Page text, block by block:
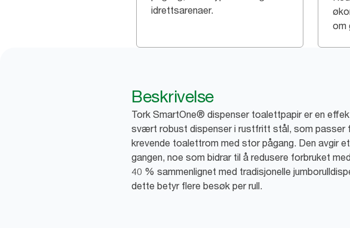
idrettsarenaer.
om
Beskrivelse
Tork SmartOne® dispenser toalettpapir er en
svært robust dispenser i rustfritt stål, som passer
krevende toalettrom med stor pågang. Den avgir
gangen, noe som bidrar til å redusere forbruket
40 % sammenlignet med tradisjonelle
dette betyr flere besøk per rull.